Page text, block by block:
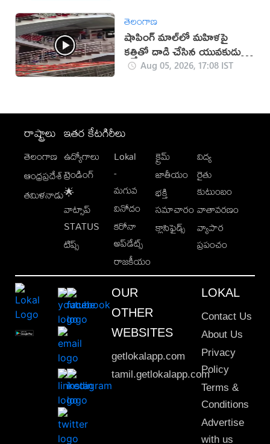
తెలంగాణ
షాపింగ్ మాల్‌లో మహిళపై
కత్తితో దాడి చేసిన యువకుడు
(వీడియో)
Aug 05, 2026, 17:08 IST
రాష్ట్రాలు
తెలంగాణ
ఆంధ్రప్రదేశ్
తమిళనాడు
ఇతర కేటగిరీలు
ఉద్యోగాలు
ట్రెండింగ్
🌟
వాట్సాప్
STATUS
టిప్స్
Lokal
-
మగువ
వినోదం
కరోనా
అప్‌డేట్స్
రాజకీయం
క్రైమ్
జాతీయం
భక్తి
సమాచారం
క్లాసిఫైడ్స్
విద్య
రైతు
కుటుంబం
వాతావరణం
వ్యాపార
ప్రపంచం
OUR
OTHER
WEBSITES
getlokalapp.com
tamil.getlokalapp.com
LOKAL
Contact Us
About Us
Privacy
Policy
Terms &
Conditions
Advertise
with us